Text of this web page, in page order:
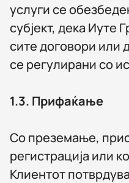
услуги се
субјект, дека Иуте
сите договори или
се регулирани со
1.3. Прифаќање
Со преземање,
регистрација или
Клиентот